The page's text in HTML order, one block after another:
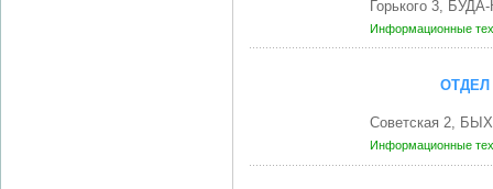
Горького 3,
Информационные
ОТДЕЛ
Советская 2,
Информационные